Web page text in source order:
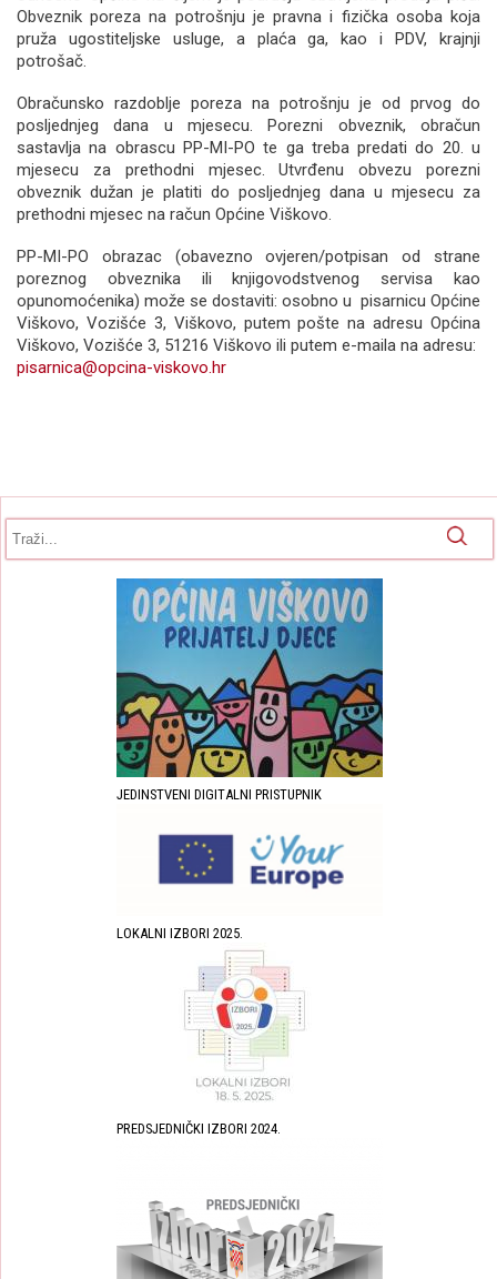
Obveznik poreza na potrošnju je pravna i fizička osoba koja
pruža ugostiteljske usluge, a plaća ga, kao i PDV, krajnji
potrošač.
Obračunsko razdoblje poreza na potrošnju je od prvog do
posljednjeg dana u mjesecu. Porezni obveznik, obračun
sastavlja na obrascu PP-MI-PO te ga treba predati do 20. u
mjesecu za prethodni mjesec. Utvrđenu obvezu porezni
obveznik dužan je platiti do posljednjeg dana u mjesecu za
prethodni mjesec na račun Općine Viškovo.
PP-MI-PO obrazac (obavezno ovjeren/potpisan od strane
poreznog obveznika ili knjigovodstvenog servisa kao
opunomoćenika) može se dostaviti: osobno u pisarnicu Općine
Viškovo, Vozišće 3, Viškovo, putem pošte na adresu Općina
Viškovo, Vozišće 3, 51216 Viškovo ili putem e-maila na adresu:
pisarnica@opcina-viskovo.hr
JEDINSTVENI DIGITALNI PRISTUPNIK
LOKALNI IZBORI 2025.
PREDSJEDNIČKI IZBORI 2024.